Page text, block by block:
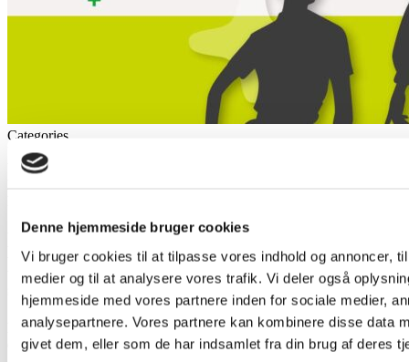
Denne hjemmeside bruger cookies
Vi bruger cookies til at tilpasse vores indhold og annoncer,
medier og til at analysere vores trafik. Vi deler også
hjemmeside med vores partnere inden for sociale medier,
analysepartnere. Vores partnere kan kombinere disse data
givet dem, eller som de har indsamlet fra din brug af deres
Categories
Værktøjer & Materialer /
Warning
Danish Women in the Trade Union
Movement – equal pay, careers and shop
steward training
Danish Women in the Trade Union Movement – equal pay,
careers and shop steward training